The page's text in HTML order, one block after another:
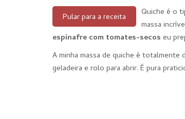
Pular para a receita
Quiche é o
massa
espinafre com tomates-secos eu
A minha massa de quiche é totalmente
geladeira e rolo para abrir. É pura